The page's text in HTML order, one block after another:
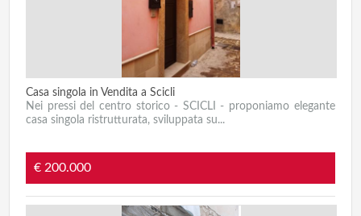
Casa singola in Vendita a Scicli
Nei pressi del centro storico - SCICLI - proponiamo elegante
casa singola ristrutturata, sviluppata su...
€ 200.000